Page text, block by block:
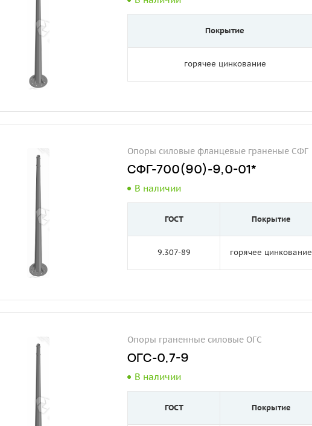
Покрытие
горячее цинкование
Опоры силовые фланцевые граненые СФГ
СФГ-700(90)-9,0-01*
В наличии
ГОСТ
9.307-89
Покрытие
горячее цинкование
Опоры граненные силовые ОГС
ОГС-0,7-9
В наличии
ГОСТ Покрытие